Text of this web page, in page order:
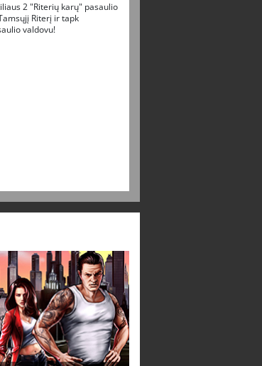
2 "Riterių karų" pasaulio
Riterį ir tapk
valdovu!